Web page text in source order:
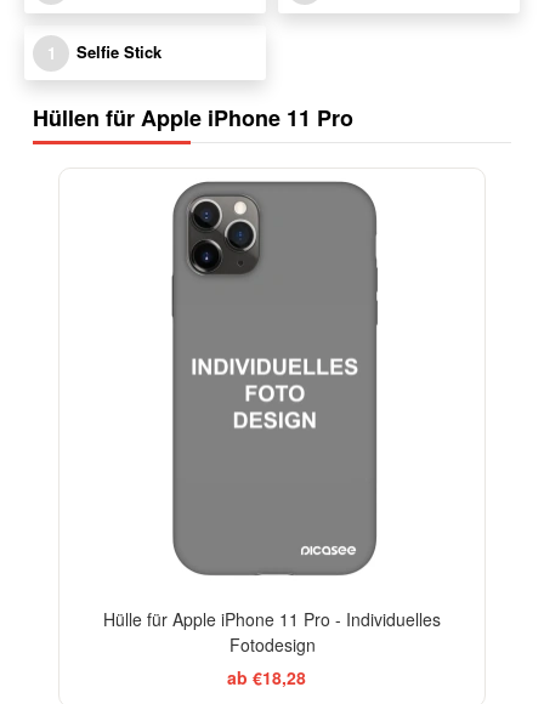
1 Selfie Stick
Hüllen für Apple iPhone 11 Pro
Hülle für Apple iPhone 11 Pro - Individuelles
Fotodesign
ab €18,28